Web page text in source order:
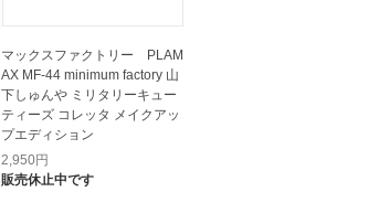
マックスファクトリー PLAM
AX MF-44 minimum factory 山
下しゅんや ミリタリーキュー
ティーズ コレッタ メイクアッ
プエディション
2,950円
販売休止中です